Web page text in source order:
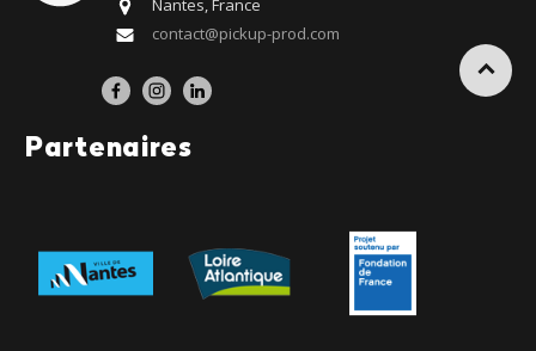
Nantes, France
contact@pickup-prod.com
Partenaires